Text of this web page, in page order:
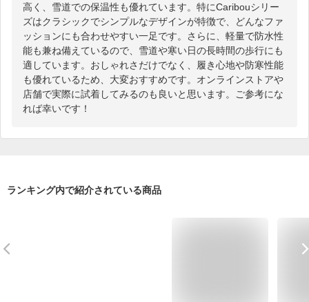
高く、雪道での保温性も優れています。特にCaribouシリー
ズはクラシックでシンプルなデザインが特徴で、どんなファ
ッションにも合わせやすい一足です。さらに、軽量で防水性
能も兼ね備えているので、雪道や寒い日の長時間の歩行にも
適しています。おしゃれさだけでなく、履き心地や防寒性能
も優れているため、大変おすすめです。オンラインストアや
店舗で実際に試着してみるのも良いと思います。ご参考にな
れば幸いです！
ランキング内で紹介されている商品